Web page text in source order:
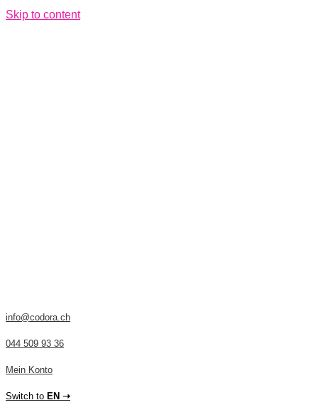
Skip to content
info@codora.ch
044 509 93 36
Mein Konto
Switch to EN ➝